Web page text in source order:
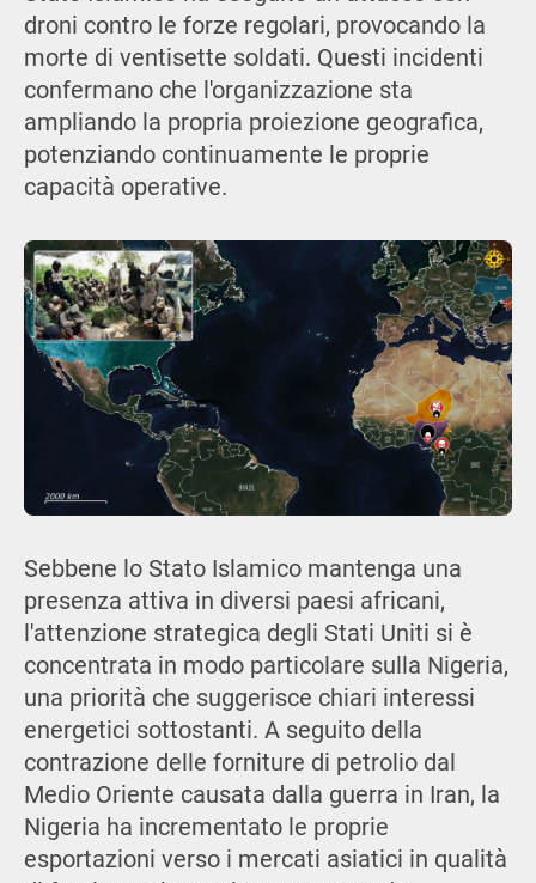
droni contro le forze regolari, provocando la
morte di ventisette soldati. Questi incidenti
confermano che l'organizzazione sta
ampliando la propria proiezione geografica,
potenziando continuamente le proprie
capacità operative.
Sebbene lo Stato Islamico mantenga una
presenza attiva in diversi paesi africani,
l'attenzione strategica degli Stati Uniti si è
concentrata in modo particolare sulla Nigeria,
una priorità che suggerisce chiari interessi
energetici sottostanti. A seguito della
contrazione delle forniture di petrolio dal
Medio Oriente causata dalla guerra in Iran, la
Nigeria ha incrementato le proprie
esportazioni verso i mercati asiatici in qualità